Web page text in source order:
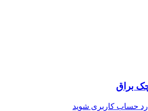
براق
حساب کاربری شوید